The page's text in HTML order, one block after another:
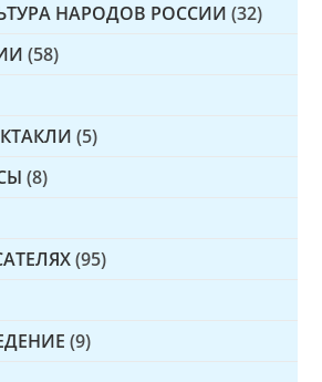
НАРОДОВ РОССИИ (32)
(58)
(5)
(8)
(95)
(9)